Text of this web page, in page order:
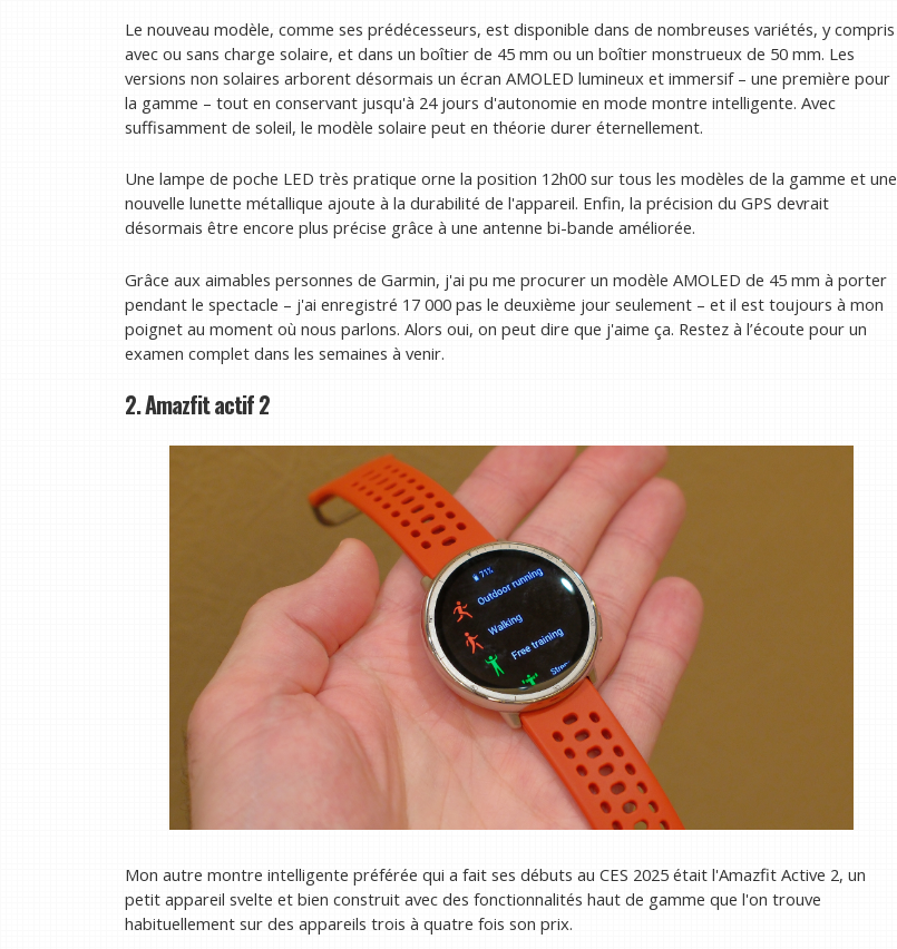
Le nouveau modèle, comme ses prédécesseurs, est disponible dans de nombreuses variétés, y compris
avec ou sans charge solaire, et dans un boîtier de 45 mm ou un boîtier monstrueux de 50 mm. Les
versions non solaires arborent désormais un écran AMOLED lumineux et immersif – une première pour
la gamme – tout en conservant jusqu'à 24 jours d'autonomie en mode montre intelligente. Avec
suffisamment de soleil, le modèle solaire peut en théorie durer éternellement.
Une lampe de poche LED très pratique orne la position 12h00 sur tous les modèles de la gamme et une
nouvelle lunette métallique ajoute à la durabilité de l'appareil. Enfin, la précision du GPS devrait
désormais être encore plus précise grâce à une antenne bi-bande améliorée.
Grâce aux aimables personnes de Garmin, j'ai pu me procurer un modèle AMOLED de 45 mm à porter
pendant le spectacle – j'ai enregistré 17 000 pas le deuxième jour seulement – ​​et il est toujours à mon
poignet au moment où nous parlons. Alors oui, on peut dire que j'aime ça. Restez à l’écoute pour un
examen complet dans les semaines à venir.
2. Amazfit actif 2
Mon autre montre intelligente préférée qui a fait ses débuts au CES 2025 était l'Amazfit Active 2, un
petit appareil svelte et bien construit avec des fonctionnalités haut de gamme que l'on trouve
habituellement sur des appareils trois à quatre fois son prix.